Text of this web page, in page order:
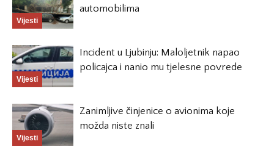
Vijesti
automobilima
Vijesti
Incident u Ljubinju: Maloljetnik napao
policajca i nanio mu tjelesne povrede
Vijesti
Zanimljive činjenice o avionima koje
možda niste znali